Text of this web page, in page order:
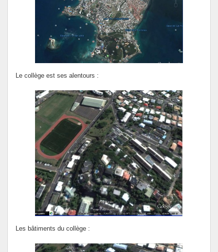
Le collège est ses alentours :
Les bâtiments du collège :